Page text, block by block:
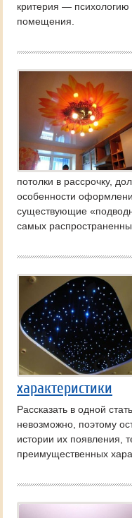
критерия — психологию
помещения.
потолки в рассрочку,
особенности
существующие
самых
характеристики
Рассказать в одной
невозможно, поэтому
истории их появления,
преимущественных